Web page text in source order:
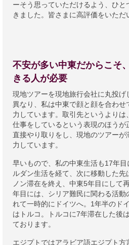
ーそう思っていただけるよう、ひと
きました。皆さまに高評価をいただ
不安が多い中東だからこそ
きる人が必要
現地ツアーを現地旅行会社に丸投げ
異なり、私は中東で顔と顔を合わせ
力しています。取引先というよりは
仕事をしているという表現のほうが
直接やり取りをし、現地のツアーが
力しています。
早いもので、私の中東生活も17年
ルダン生活を経て、次に移動した
ノン滞在を終え、中東5年目にして
年目には、シリア難民に関わる活
れて一時的にドイツへ。1年半のド
はトルコ。トルコに7年滞在した後
ております。
エジプトではアラビア語エジプト